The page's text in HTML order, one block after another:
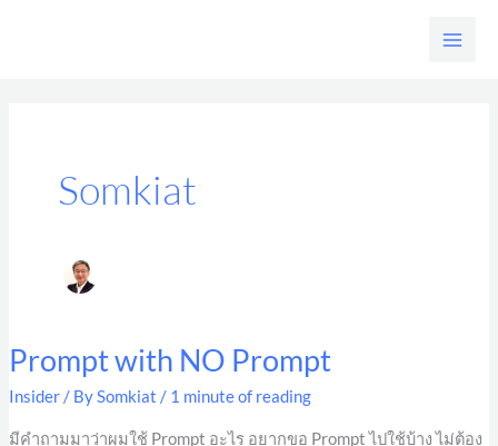
Somkiat
Prompt with NO Prompt
Insider/ BySomkiat / 1 minute of reading
มีคำถามมาว่าผมใช้ Prompt อะไร อยากขอ Prompt ไปใช้บ้าง ไม่ต้อง
Prompt
with